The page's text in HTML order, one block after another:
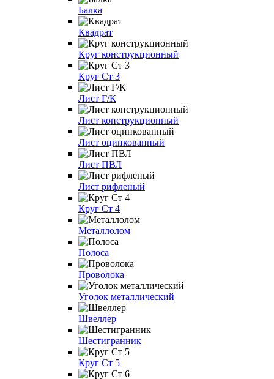
Балка
Квадрат
Круг конструкционный
Круг Ст 3
Лист Г/К
Лист конструкционный
Лист оцинкованный
Лист ПВЛ
Лист рифленый
Круг Ст 4
Металлолом
Полоса
Проволока
Уголок металлический
Швеллер
Шестигранник
Круг Ст 5